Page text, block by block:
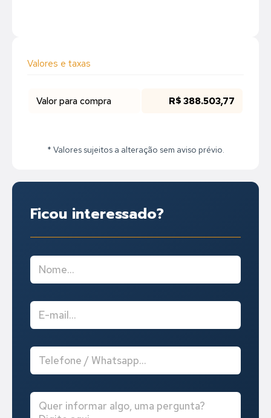
Valores e taxas
Valor para compra R$ 388.503,77
* Valores sujeitos a alteração sem aviso prévio.
Ficou interessado?